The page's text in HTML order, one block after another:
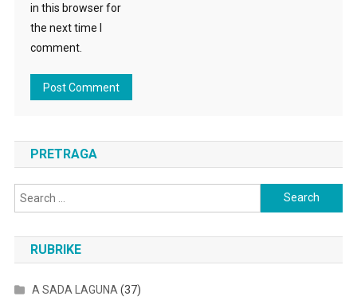
in this browser for
the next time I
comment.
PRETRAGA
Search
for:
RUBRIKE
A SADA LAGUNA (37)